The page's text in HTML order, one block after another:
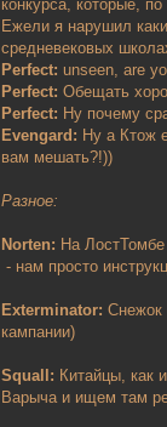
конкурса, которые,
Ежели я нарушил
средневековых
Perfect: unseen, are
Perfect: Обещать
Perfect: Ну почему
Evengard: Ну а Ктож
вам мешать?!))
Разное:
Norten: На
- нам просто
Exterminator: Снежок
кампании)
Squall: Китайцы, как
Варыча и ищем там